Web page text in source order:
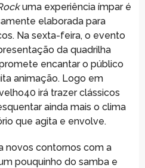
uma experiência ímpar é
elaborada para
Na sexta-feira, o evento
da quadrilha
encantar o público
animação. Logo em
irá trazer clássicos
ainda mais o clima
que agita e envolve.
novos contornos com a
pouquinho do samba e